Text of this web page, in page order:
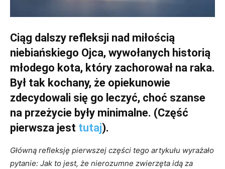
Ciąg dalszy refleksji nad miłością
niebiańskiego Ojca, wywołanych historią
młodego kota, który zachorował na raka.
Był tak kochany, że opiekunowie
zdecydowali się go leczyć, choć szanse
na przeżycie były minimalne. (Część
pierwsza jest tutaj).
Główną refleksję pierwszej części tego artykułu wyrażało
pytanie: Jak to jest, że nierozumne zwierzęta idą za